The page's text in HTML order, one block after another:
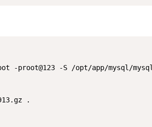
-proot@123 -S /opt/app/mysql/
.